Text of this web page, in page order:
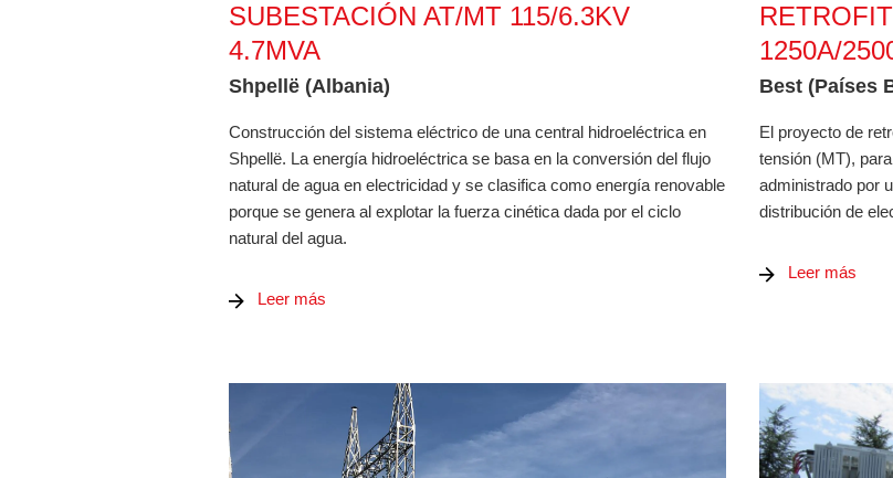
SUBESTACIÓN AT/MT 115/6.3KV
4.7MVA
Shpellë (Albania)
Construcción del sistema eléctrico de una central hidroeléctrica en
Shpellë. La energía hidroeléctrica se basa en la conversión del flujo
natural de agua en electricidad y se clasifica como energía renovable
porque se genera al explotar la fuerza cinética dada por el ciclo
natural del agua.
Leer más
1250A/
Best (Países
El proyecto de
tensión (MT),
administrado por
distribución de
Leer más